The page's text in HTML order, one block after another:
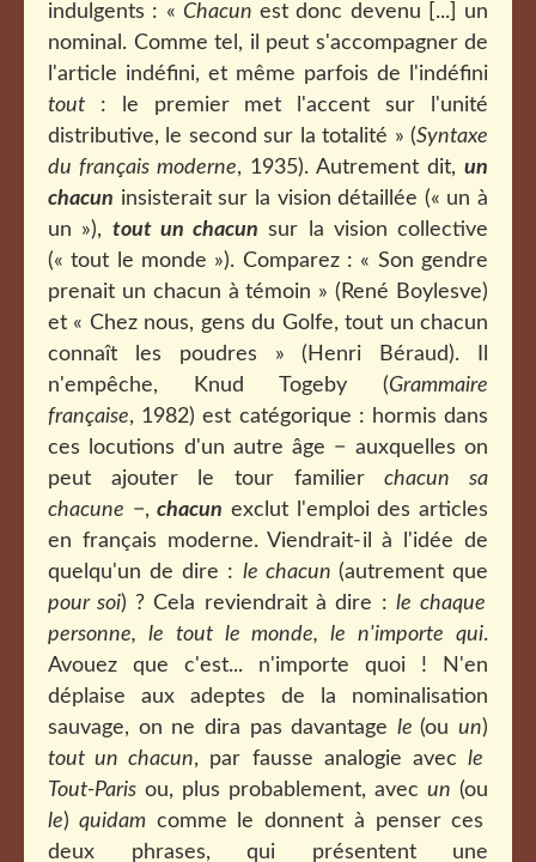
indulgents : « Chacun est donc devenu [...] un
nominal. Comme tel, il peut s'accompagner de
l'article indéfini, et même parfois de l'indéfini
tout : le premier met l'accent sur l'unité
distributive, le second sur la totalité » (Syntaxe
du français moderne, 1935). Autrement dit, un
chacun insisterait sur la vision détaillée (« un à
un »), tout un chacun sur la vision collective
(« tout le monde »). Comparez : « Son gendre
prenait un chacun à témoin » (René Boylesve)
et « Chez nous, gens du Golfe, tout un chacun
connaît les poudres » (Henri Béraud). Il
n'empêche, Knud Togeby (Grammaire
française, 1982) est catégorique : hormis dans
ces locutions d'un autre âge − auxquelles on
peut ajouter le tour familierchacun sa
chacune −,chacun exclut l'emploi des articles
en français moderne. Viendrait-il à l'idée de
quelqu'un de dire : le chacun (autrement que
pour soi) ? Cela reviendrait à dire :le chaque
personne, le tout le monde, le n'importe qui.
Avouez que c'est... n'importe quoi ! N'en
déplaise aux adeptes de la nominalisation
sauvage, on ne dira pas davantage le(ou un)
tout un chacun, par fausse analogie avec le
Tout-Paris ou, plus probablement, avec un (ou
le) quidam comme le donnent à penser ces
deux phrases, qui présentent une